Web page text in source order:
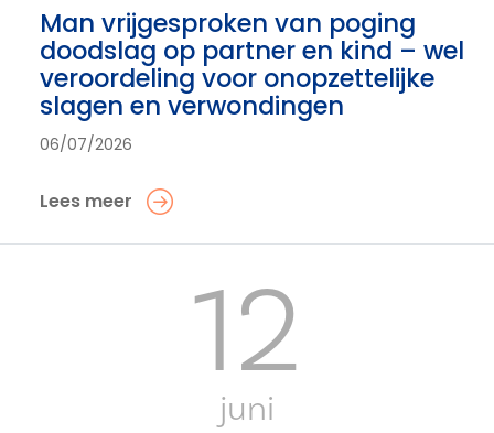
Man vrijgesproken van poging
doodslag op partner en kind – wel
veroordeling voor onopzettelijke
slagen en verwondingen
06/07/2026
Lees meer
12
juni